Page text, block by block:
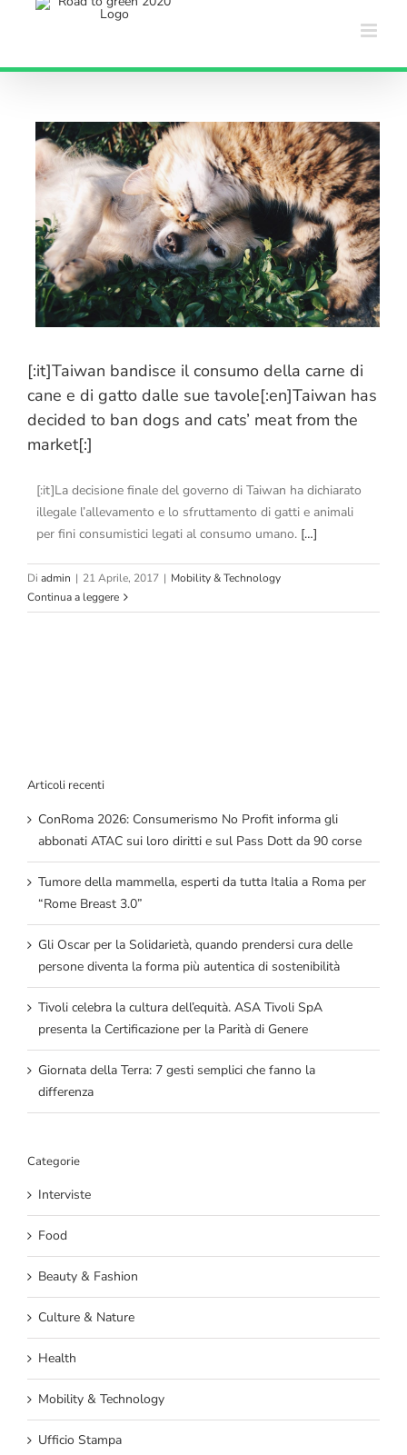
[:it]Taiwan bandisce il consumo della carne di
cane e di gatto dalle sue tavole[:en]Taiwan has
decided to ban dogs and cats’ meat from the
market[:]
[:it]La decisione finale del governo di Taiwan ha dichiarato
illegale l’allevamento e lo sfruttamento di gatti e animali
per fini consumistici legati al consumo umano. […]
Di admin | 21 Aprile, 2017 | Mobility & Technology
Continua a leggere
Articoli recenti
ConRoma 2026: Consumerismo No Profit informa gli
abbonati ATAC sui loro diritti e sul Pass Dott da 90 corse
Tumore della mammella, esperti da tutta Italia a Roma per
“Rome Breast 3.0”
Gli Oscar per la Solidarietà, quando prendersi cura delle
persone diventa la forma più autentica di sostenibilità
Tivoli celebra la cultura dell’equità. ASA Tivoli SpA
presenta la Certificazione per la Parità di Genere
Giornata della Terra: 7 gesti semplici che fanno la
differenza
Categorie
Interviste
Food
Beauty & Fashion
Culture & Nature
Health
Mobility & Technology
Ufficio Stampa